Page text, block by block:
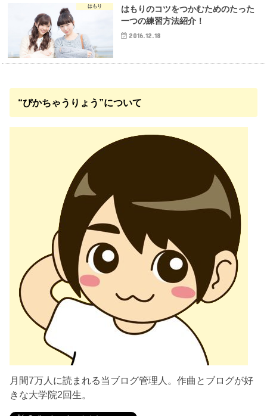
はもり
はもりのコツをつかむためのたった
一つの練習方法紹介！
2016.12.18
“ぴかちゃうりょう”について
月間7万人に読まれる当ブログ管理人。作曲とブログが好
きな大学院2回生。